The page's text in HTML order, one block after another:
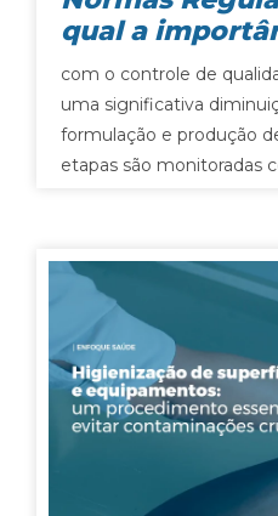
qual a
com o controle de
uma significativa
formulação e produção
etapas são monitoradas